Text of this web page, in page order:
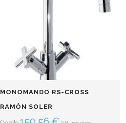
MONOMANDO RS-CROSS
RAMÓN SOLER